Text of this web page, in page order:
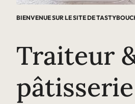
BIENVENUE SUR LE SITE DE
Traiteur
pâtisserie